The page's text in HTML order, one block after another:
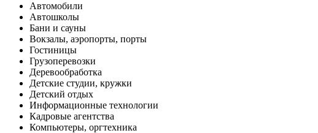
Автомобили
Автошколы
Бани и сауны
Вокзалы, аэропорты, порты
Гостиницы
Грузоперевозки
Деревообработка
Детские студии, кружки
Детский отдых
Информационные технологии
Кадровые агентства
Компьютеры, оргтехника